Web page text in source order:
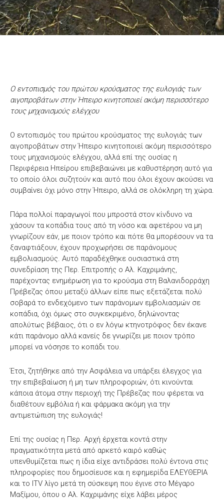
Ο εντοπισμός του πρώτου κρούσματος της ευλογιάς των
αιγοπροβάτων στην Ήπειρο κινητοποιεί ακόμη περισσότερο
τους μηχανισμούς ελέγχου
Ο εντοπισμός του πρώτου κρούσματος της ευλογιάς των
αιγοπροβάτων στην Ήπειρο κινητοποιεί ακόμη περισσότερο
τους μηχανισμούς ελέγχου, αλλά επί της ουσίας η
Περιφέρεια Ηπείρου επιβεβαιώνει με καθυστέρηση αυτό για
το οποίο όλοι συζητούν και αυτό που όλοι έχουν ακούσει να
συμβαίνει όχι μόνο στην Ήπειρο, αλλά σε ολόκληρη τη χώρα.
Πάρα πολλοί παραγωγοί που μπροστά στον κίνδυνο να
χάσουν τα κοπάδια τους από τη νόσο και αφετέρου να μη
γνωρίζουν εάν, με ποιον τρόπο και πότε θα μπορέσουν να τα
ξαναφτιάξουν, έχουν προχωρήσει σε παράνομους
εμβολιασμούς. Αυτό παραδέχθηκε ουσιαστικά στη
συνεδρίαση της Περ. Επιτροπής ο Αλ. Καχριμάνης,
παρέχοντας ενημέρωση για το κρούσμα στη Βαλανιδορράχη
Πρέβεζας όπου μεταξύ άλλων είπε πως εξετάζεται πολύ
σοβαρά το ενδεχόμενο των παράνομων εμβολιασμών σε
κοπάδια, όχι όμως στο συγκεκριμένο, δηλώνοντας
απολύτως βέβαιος, ότι ο εν λόγω κτηνοτρόφος δεν έκανε
κάτι παράνομο αλλά κανείς δε γνωρίζει με ποιον τρόπο
μπορεί να νόσησε το κοπάδι του.
Έτσι, ζητήθηκε από την Ασφάλεια να υπάρξει έλεγχος για
την επιβεβαίωση ή μη των πληροφοριών, ότι κινούνται
κάποια άτομα στην περιοχή της Πρέβεζας που φέρεται να
διαθέτουν εμβόλια ή και φάρμακα ακόμη για την
αντιμετώπιση της ευλογιάς!
Επί της ουσίας η Περ. Αρχή έρχεται κοντά στην
πραγματικότητα μετά από αρκετό καιρό καθώς
υπενθυμίζεται πως η ίδια είχε αντιδράσει πολύ έντονα στις
πληροφορίες που δημοσίευσε και η εφημερίδα ΕΛΕΥΘΕΡΙΑ
και το ITV λίγο μετά τη σύσκεψη που έγινε στο Μέγαρο
Μαξίμου, όπου ο Αλ. Καχριμάνης είχε λάβει μέρος